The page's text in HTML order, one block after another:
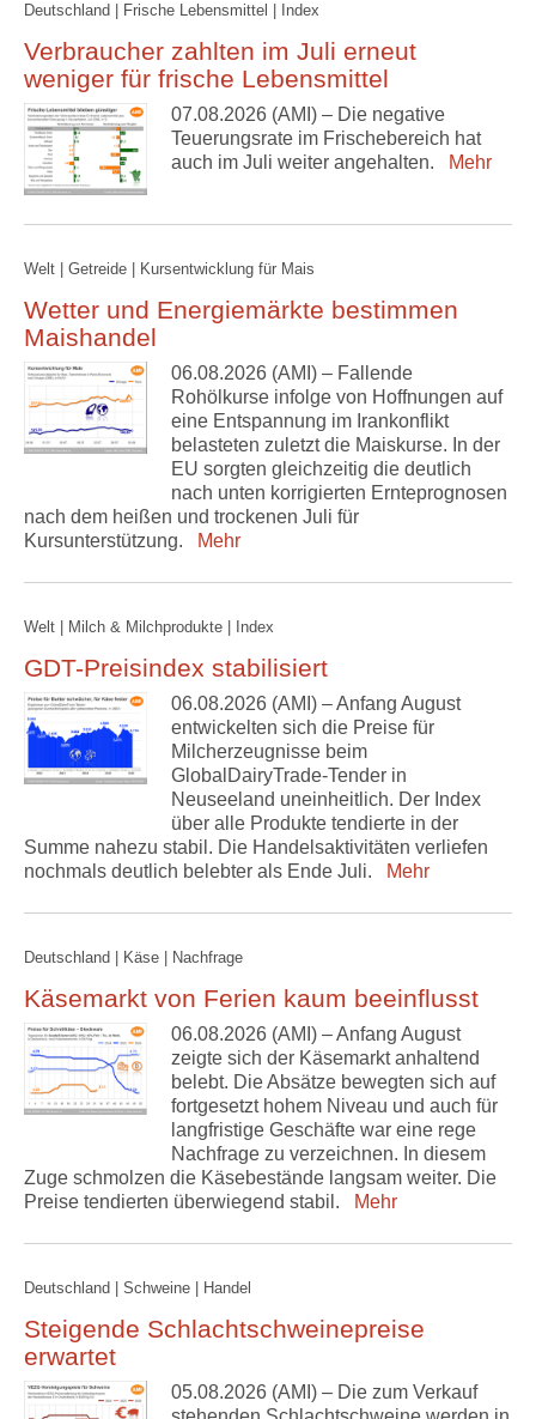
Deutschland | Frische Lebensmittel | Index
Verbraucher zahlten im Juli erneut
weniger für frische Lebensmittel
07.08.2026 (AMI) – Die negative
Teuerungsrate im Frischebereich hat
auch im Juli weiter angehalten.
Mehr
Welt | Getreide | Kursentwicklung für Mais
Wetter und Energiemärkte bestimmen
Maishandel
06.08.2026 (AMI) – Fallende
Rohölkurse infolge von Hoffnungen auf
eine Entspannung im Irankonflikt
belasteten zuletzt die Maiskurse. In der
EU sorgten gleichzeitig die deutlich
nach unten korrigierten Ernteprognosen
nach dem heißen und trockenen Juli für
Kursunterstützung.
Mehr
Welt | Milch & Milchprodukte | Index
GDT-Preisindex stabilisiert
06.08.2026 (AMI) – Anfang August
entwickelten sich die Preise für
Milcherzeugnisse beim
GlobalDairyTrade-Tender in
Neuseeland uneinheitlich. Der Index
über alle Produkte tendierte in der
Summe nahezu stabil. Die Handelsaktivitäten verliefen
nochmals deutlich belebter als Ende Juli.
Mehr
Deutschland | Käse | Nachfrage
Käsemarkt von Ferien kaum beeinflusst
06.08.2026 (AMI) – Anfang August
zeigte sich der Käsemarkt anhaltend
belebt. Die Absätze bewegten sich auf
fortgesetzt hohem Niveau und auch für
langfristige Geschäfte war eine rege
Nachfrage zu verzeichnen. In diesem
Zuge schmolzen die Käsebestände langsam weiter. Die
Preise tendierten überwiegend stabil.
Mehr
Deutschland | Schweine | Handel
Steigende Schlachtschweinepreise
erwartet
05.08.2026 (AMI) – Die zum Verkauf